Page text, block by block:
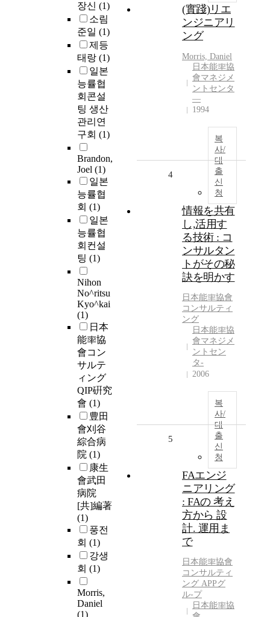
장신 (1)
소림
준일 (1)
제등
태랑 (1)
일본
능률협
회콘설
팅 생산
관리연
구회 (1)
Brandon,
Joel (1)
일본
능률협
회 (1)
일본
능률협
회컨설
팅 (1)
Nihon
No^ritsu
Kyo^kai
(1)
日本
能率協
會コン
サルテ
ィング
QIP硏究
會 (1)
豊田
會刈谷
綜合病
院 (1)
康生
會武田
病院
[共]編著
(1)
풍전
회 (1)
강생
회 (1)
Morris,
Daniel
(1)
(實踐)リエ
ンジニアリ
ング
Morris, Daniel
日本能率協
會マネジメ
ントセンタ
―
1994
복
사/
대
출
신
청
4
情報を共有
し,活用す
る技術 : コ
ンサルタン
トがその秘
訣を明かす
日本能率協會
コンサルティ
ング
日本能率協
會マネジメ
ントセン
タ-
2006
복
사/
대
출
신
청
5
FAエンジ
ニアリング
: FAの 考え
方から 設
計. 運用ま
で
日本能率協會
コンサルティ
ング APPグ
ル-プ
日本能率協